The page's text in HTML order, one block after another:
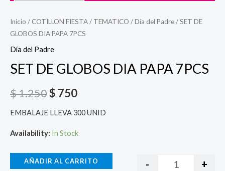
Inicio / COTILLON FIESTA/ TEMATICO /Día del Padre/ SET DE
GLOBOS DIA PAPA 7PCS
Día del Padre
SET DE GLOBOS DIA PAPA 7PCS
$1.250$ 750
EMBALAJE LLEVA 300 UNID
Availability: In Stock
- +
AÑADIR AL CARRITO